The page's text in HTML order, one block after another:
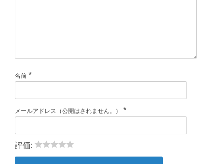
名前 *
メールアドレス（公開はされません。） *
評価: